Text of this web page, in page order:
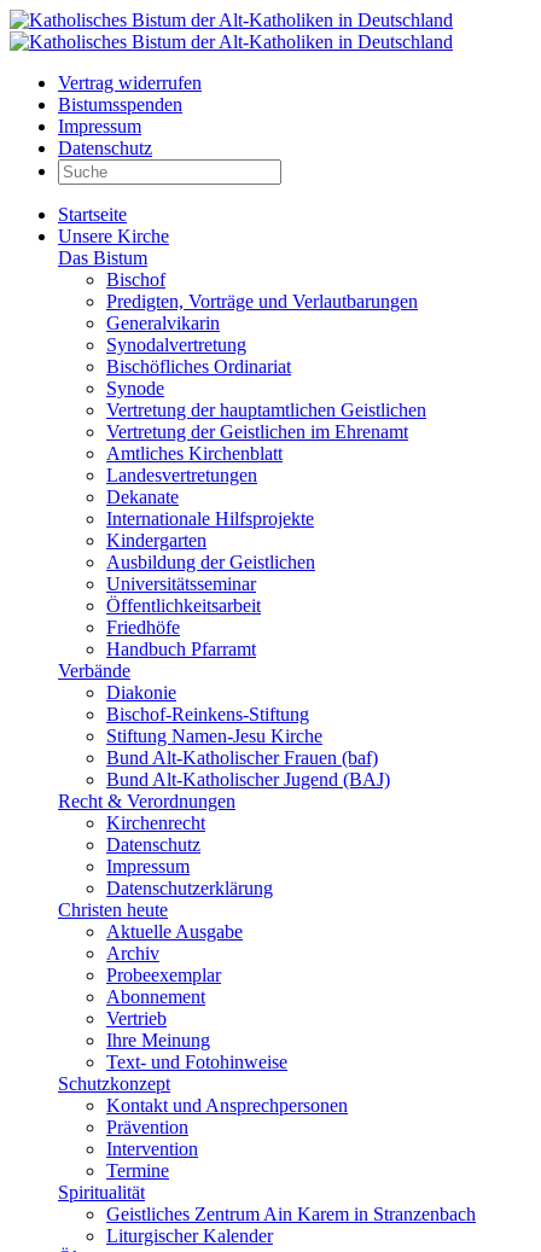
Vertrag widerrufen
Bistumsspenden
Impressum
Datenschutz
Startseite
Unsere Kirche
Das Bistum
Bischof
Predigten, Vorträge und Verlautbarungen
Generalvikarin
Synodalvertretung
Bischöfliches Ordinariat
Synode
Vertretung der hauptamtlichen Geistlichen
Vertretung der Geistlichen im Ehrenamt
Amtliches Kirchenblatt
Landesvertretungen
Dekanate
Internationale Hilfsprojekte
Kindergarten
Ausbildung der Geistlichen
Universitätsseminar
Öffentlichkeitsarbeit
Friedhöfe
Handbuch Pfarramt
Verbände
Diakonie
Bischof-Reinkens-Stiftung
Stiftung Namen-Jesu Kirche
Bund Alt-Katholischer Frauen (baf)
Bund Alt-Katholischer Jugend (BAJ)
Recht & Verordnungen
Kirchenrecht
Datenschutz
Impressum
Datenschutzerklärung
Christen heute
Aktuelle Ausgabe
Archiv
Probeexemplar
Abonnement
Vertrieb
Ihre Meinung
Text- und Fotohinweise
Schutzkonzept
Kontakt und Ansprechpersonen
Prävention
Intervention
Termine
Spiritualität
Geistliches Zentrum Ain Karem in Stranzenbach
Liturgischer Kalender